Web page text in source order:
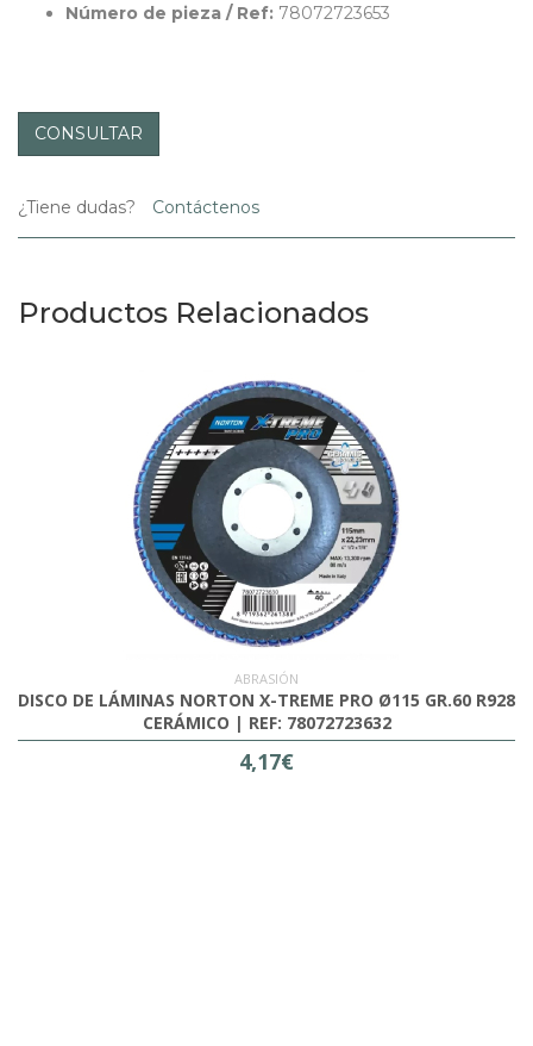
Número de pieza / Ref: 78072723653
CONSULTAR
¿Tiene dudas? Contáctenos
Productos Relacionados
ABRASIÓN
DISCO DE LÁMINAS NORTON X-TREME PRO Ø115 GR.60 R928
CERÁMICO | REF: 78072723632
4,17€